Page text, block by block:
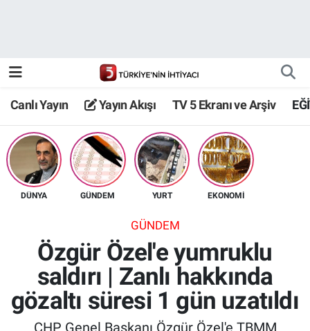
Canlı Yayın Yayın Akışı TV 5 Ekranı ve Arşiv
DÜNYA GÜNDEM YURT EKONOMİ
GÜNDEM
Özgür Özel'e yumruklu
saldırı | Zanlı hakkında
gözaltı süresi 1 gün uzatıldı
CHP Genel Başkanı Özgür Özel'e TBMM
TV 5 Ekranı ve Arşiv